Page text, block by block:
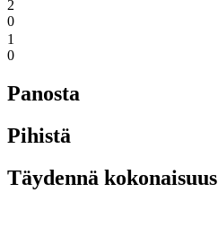
2
0
1
0
Panosta
Pihistä
Täydennä kokonaisuus